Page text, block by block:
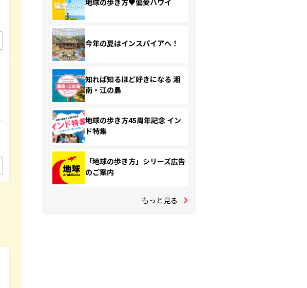
地球の歩き方♥偏愛ハワイ
今年の夏はインスパイアへ！
知れば知るほど好きになる 湘
南・江の島
地球の歩き方45周年記念 イン
ド特集
「地球の歩き方」シリーズ広告
のご案内
もっと見る